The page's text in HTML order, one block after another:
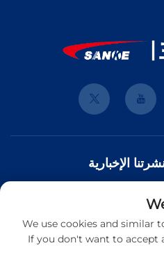
الإخبارية
والتحديثات والرؤى من فريقنا.
We use cookies and similar
If you don't want to accept